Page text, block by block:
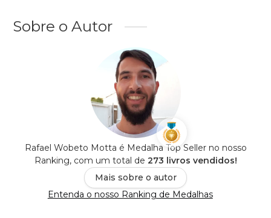
Sobre o Autor
Rafael Wobeto Motta é Medalha Top Seller no nosso
Ranking, com um total de 273 livros vendidos!
Mais sobre o autor
Entenda o nosso Ranking de Medalhas